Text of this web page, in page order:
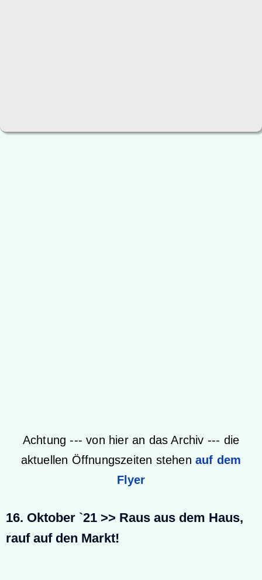
Achtung --- von hier an das Archiv --- die
aktuellen Öffnungszeiten stehen auf dem
Flyer
16. Oktober `21 >> Raus aus dem Haus,
rauf auf den Markt!